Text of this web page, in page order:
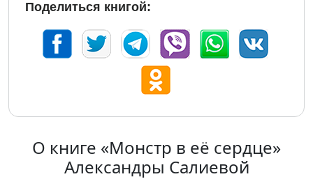
Поделиться книгой:
О книге «Монстр в её сердце»
Александры Салиевой